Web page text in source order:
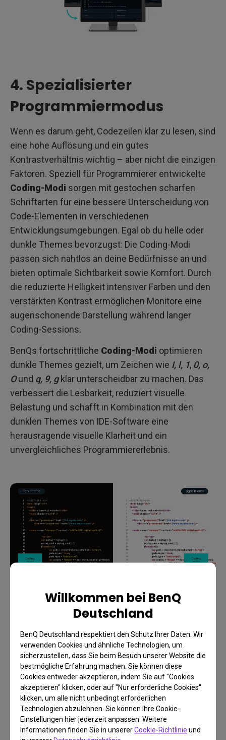
Willkommen bei BenQ
Deutschland
BenQ Deutschland respektiert den Schutz Ihrer Daten. Wir
verwenden Cookies und ähnliche Technologien, um
sicherzustellen, dass Sie beim Besuch unserer Website die
bestmögliche Erfahrung machen. Sie können diese
Cookies entweder akzeptieren, indem Sie auf "Cookies
akzeptieren" klicken, oder auf "Nur erforderliche Cookies"
klicken, um alle nicht unbedingt erforderlichen
Technologien abzulehnen. Sie können Ihre Cookie-
Einstellungen hier jederzeit anpassen. Weitere
Informationen finden Sie in unsererCookie-Richtlinie und
4. Spezialisierter
Programmiermodus
Wenn es darum geht, Codezeilen klar zu lesen, sind
eine hohe Auflösung und ein gutes
Kontrastverhältnis wichtig – aber nicht die einzigen
Faktoren. Speziell für Programmierer entwickelte
Coding-Modi sorgen mit gestochen scharfen
Schriftarten für eine bessere Unterscheidung von
Code-Elementen in verschiedenen
Entwicklungsumgebungen. Egal ob du helle oder
dunkle Themes bevorzugst: Die Coding-Modi
passen sich nahtlos an deine Bedürfnisse an und
bieten optimale Sichtbarkeit sowie Komfort. Durch
die reduzierte Helligkeit intensiver Farben und den
verstärkten Kontrast ermöglichen Monitore eine
augenschonende Darstellung während langer
Coding-Sessions.
BenQs fortschrittliche Coding-Modi optimieren
dunkle Themes gezielt, um Zeichen wie I, l, 1, 0, o,
Ound q, 9, gklar unterscheidbar zu machen. Das
verbessert die Lesbarkeit, reduziert visuelle
Belastung und schafft in Kombination mit den
dunklen Themes von IDE-Software eine
herausragende visuelle Klarheit und ein
unvergleichliches Programmiererlebnis.
5. Augenschonende
Technologie
Der Schutz der Augengesundheit ist besonders
wichtig für Programmierer, die viele Stunden
konzentriert in dunklen Umgebungen vor einem
Monitor arbeiten. Bei der Auswahl eines Monitors